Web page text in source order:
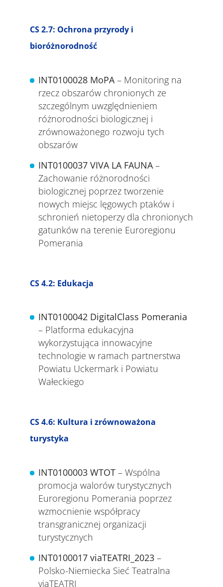
CS 2.7: Ochrona przyrody i
bioróżnorodność
INT0100028 MoPA– Monitoring na
rzecz obszarów chronionych ze
szczególnym uwzględnieniem
różnorodności biologicznej i
zrównoważonego rozwoju tych
obszarów
INT0100037VIVA LA FAUNA–
Zachowanie różnorodności
biologicznej poprzez tworzenie
nowych miejsc lęgowych ptaków i
schronień nietoperzy dla chronionych
gatunków na terenie Euroregionu
Pomerania
CS 4.2: Edukacja
INT0100042 DigitalClass Pomerania
– Platforma edukacyjna
wykorzystująca innowacyjne
technologie w ramach partnerstwa
Powiatu Uckermark i Powiatu
Wałeckiego
CS 4.6: Kultura i zrównoważona
turystyka
INT0100003 WTOT– Wspólna
promocja walorów turystycznych
Euroregionu Pomerania poprzez
wzmocnienie współpracy
transgranicznej organizacji
turystycznych
INT0100017 viaTEATRI_2023–
Polsko-Niemiecka Sieć Teatralna
viaTEATRI